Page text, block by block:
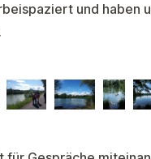
und haben